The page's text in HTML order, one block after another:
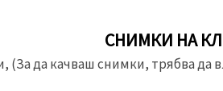
СНИМКИ НА
(За да качваш снимки, трябва да